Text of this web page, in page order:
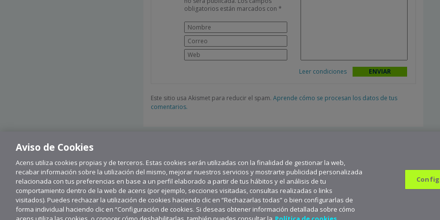
obligatorios están marcados con *
Leer condiciones
Este sitio usa Akismet para reducir el spam. Aprende cómo se procesan los datos de tus
comentarios.
Suscríbete a aceNews para mantenerte a la última
Aviso de Cookies
Acens utiliza cookies propias y de terceros. Estas cookies serán utilizadas con la finalidad de gestionar la web,
recabar información sobre la utilización del mismo, mejorar nuestros servicios y mostrarte publicidad personalizada
relacionada con tus preferencias en base a un perfil elaborado a partir de tus hábitos y el análisis de tu
comportamiento dentro de la web de acens (por ejemplo, secciones visitadas, consultas realizadas o links
visitados). Puedes rechazar la utilización de cookies haciendo clic en “Rechazarlas todas” o bien configurarlas de
forma individual haciendo clic en “Configuración de cookies. Si deseas obtener información detallada sobre cómo